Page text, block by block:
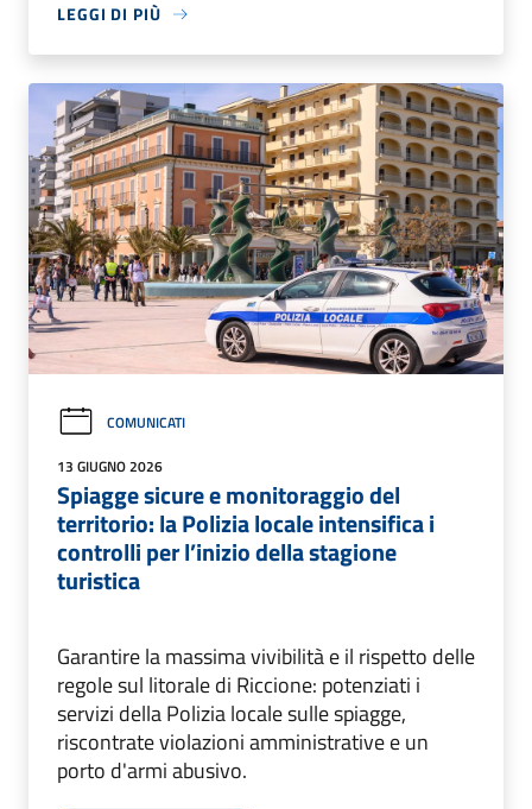
LEGGI DI PIÙ
COMUNICATI
13 GIUGNO 2026
Spiagge sicure e monitoraggio del
territorio: la Polizia locale intensifica i
controlli per l’inizio della stagione
turistica
Garantire la massima vivibilità e il rispetto delle
regole sul litorale di Riccione: potenziati i
servizi della Polizia locale sulle spiagge,
riscontrate violazioni amministrative e un
porto d'armi abusivo.